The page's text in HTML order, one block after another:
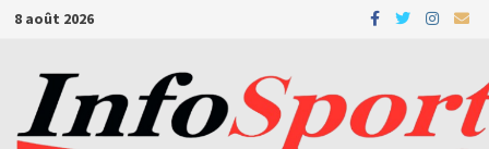
Passer
contenu
8 août 2026